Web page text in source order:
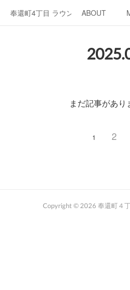
奉還町4丁目 ラウンジ・カド
ABOUT
2025.
まだ記事があり
1 2
Copyright © 2026 奉還町４